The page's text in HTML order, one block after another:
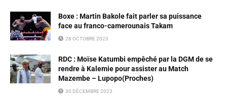
Boxe : Martin Bakole fait parler sa puissance
face au franco-camerounais Takam
28 OCTOBRE 2023
RDC : Moïse Katumbi empêché par la DGM de se
rendre à Kalemie pour assister au Match
Mazembe – Lupopo(Proches)
30 DÉCEMBRE 2023